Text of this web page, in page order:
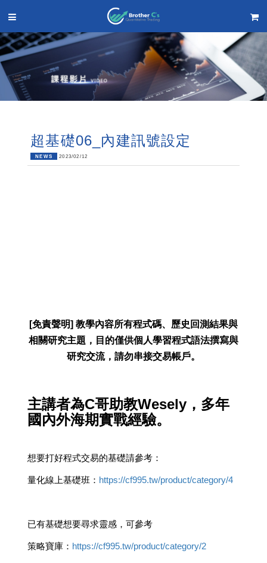
超基礎06_內建訊號設定
NEWS 2023/02/12
[免責聲明] 教學內容所有程式碼、歷史回測結果與
相關研究主題，目的僅供個人學習程式語法撰寫與
研究交流，請勿串接交易帳戶。
主講者為C哥助教Wesely，多年
國內外海期實戰經驗。
想要打好程式交易的基礎請參考：
量化線上基礎班： https://cf995.tw/product/category/4
已有基礎想要尋求靈感，可參考
策略寶庫： https://cf995.tw/product/category/2